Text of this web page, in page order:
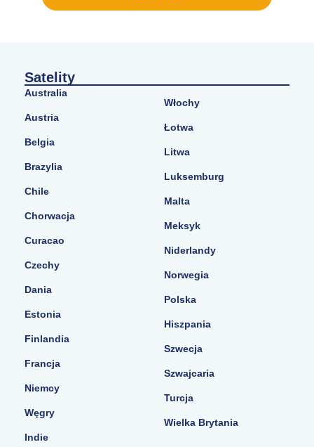
Satelity
Australia
Austria
Belgia
Brazylia
Chile
Chorwacja
Curacao
Czechy
Dania
Estonia
Finlandia
Francja
Niemcy
Węgry
Indie
Włochy
Łotwa
Litwa
Luksemburg
Malta
Meksyk
Niderlandy
Norwegia
Polska
Hiszpania
Szwecja
Szwajcaria
Turcja
Wielka Brytania